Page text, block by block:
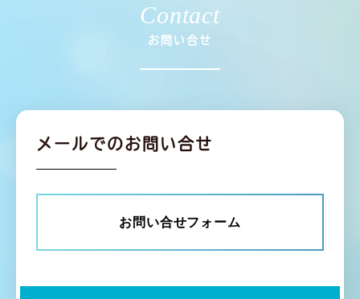
Contact
お問い合せ
メールでのお問い合せ
お問い合せフォーム